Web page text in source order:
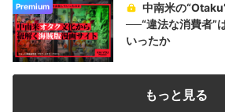
Premium
中南米の
──“違法な消費者”
いったか
もっと見る